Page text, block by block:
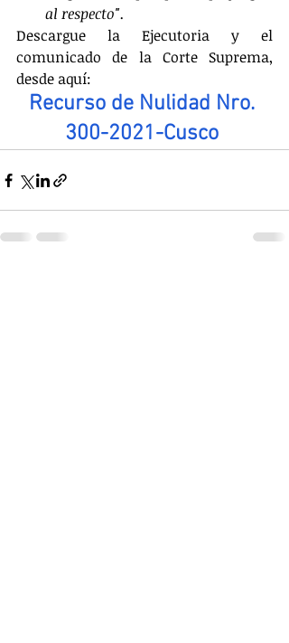
al respecto".
Descargue la Ejecutoria y el
comunicado de la Corte Suprema,
desde aquí:
Recurso de Nulidad Nro.
300-2021-Cusco